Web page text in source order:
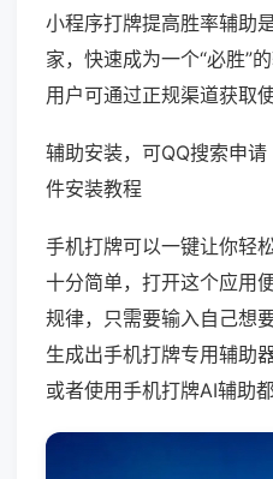
小程序打牌提高胜率辅助
家，快速成为一个“必胜”
用户可通过正规渠道获取使
辅助安装，可QQ搜索申
件安装教程
手机打牌可以一键让你轻
十分简单，打开这个应用
规律，只需要输入自己想
生成出手机打牌专用辅助
或者使用手机打牌AI辅助